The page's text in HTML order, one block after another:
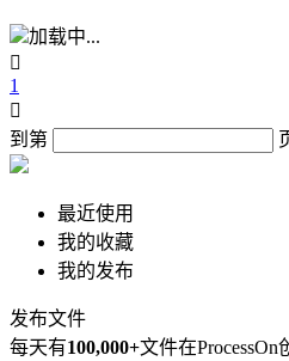
加载中...

1

到第
最近使用
我的收藏
我的发布
发布文件
每天有100,000+文件在ProcessOn